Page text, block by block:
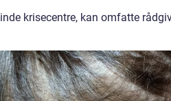
krisecentre, kan omfatte